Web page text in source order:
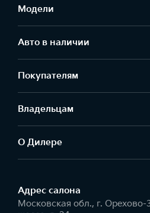
Модели
Авто в наличии
Покупателям
Владельцам
О Дилере
Адрес салонa
Московская обл., г.